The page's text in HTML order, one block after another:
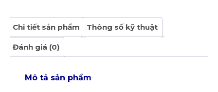
Chi tiết sản phẩm Thông số kỹ thuật
Đánh giá (0)
Mô tả sản phẩm